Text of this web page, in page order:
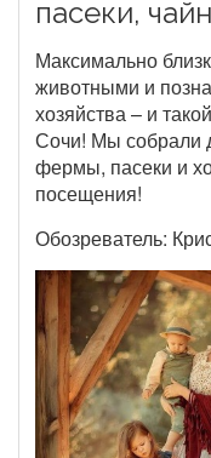
пасеки,
Максимально
животными и
хозяйства – и
Сочи! Мы собрали
фермы, пасеки и
посещения!
Обозреватель: